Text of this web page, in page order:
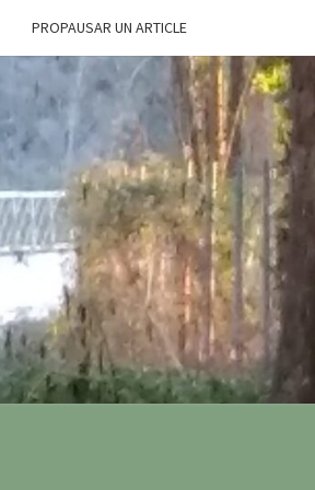
PROPAUSAR UN ARTICLE